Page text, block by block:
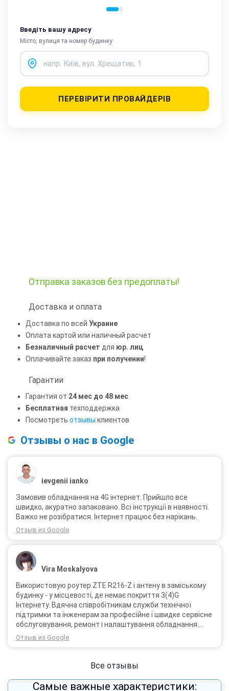
Введіть вашу адресу
Місто, вулиця та номер будинку
ПЕРЕВІРИТИ ПРОВАЙДЕРІВ
Отправка заказов без предоплаты!
Доставка и оплата
Доставка по всей Украине
Оплата картой или наличный расчет
Безналичный расчет для юр. лиц
Оплачивайте заказ при получении!
Гарантии
Гарантия от 24 мес до 48 мес
Бесплатная техподдержка
Посмотреть отзывы клиентов
Отзывы о нас в Google
ievgenii ianko
Замовив обладнання на 4G інтернет. Прийшло все
швидко, акуратно запаковано. Всі інструкції в наявності.
Важко не розібратися. Інтернет працює без нарікань.
Отзыв из Google
Vira Moskalyova
Використовую роутер ZTE R216-Z і антену в заміському
будинку - у місцевості, де немає покриття 3(4)G
Інтернету. Вдячна співробітникам служби технічної
підтримки та інженерам за професійне і швидке сервісне
обслуговування, ремонт і налаштування обладнання.
Через 3 роки після покупки я не шкодую про прийняте
тоді рішення придбати обладнання в компанії 3G star
Отзыв из Google
Все отзывы
Самые важные характеристики: